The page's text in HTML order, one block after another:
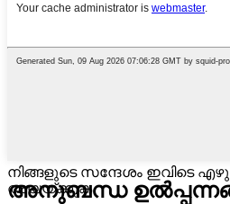
നിങ്ങളുടെ സന്ദേശം ഇവിടെ
അയയ്ക്കുക
അനുബന്ധ